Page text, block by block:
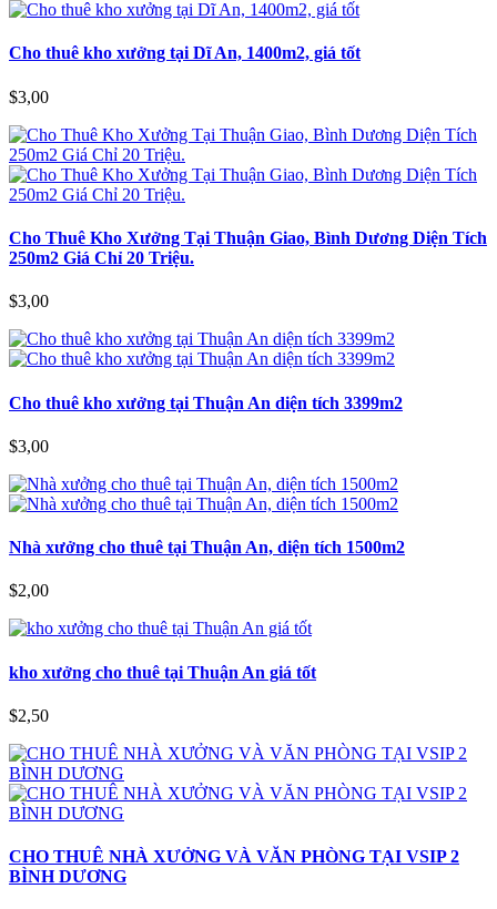
Cho thuê kho xưởng tại Dĩ An, 1400m2, giá tốt
$3,00
Cho Thuê Kho Xưởng Tại Thuận Giao, Bình Dương Diện Tích
250m2 Giá Chỉ 20 Triệu.
$3,00
Cho thuê kho xưởng tại Thuận An diện tích 3399m2
$3,00
Nhà xưởng cho thuê tại Thuận An, diện tích 1500m2
$2,00
kho xưởng cho thuê tại Thuận An giá tốt
$2,50
CHO THUÊ NHÀ XƯỞNG VÀ VĂN PHÒNG TẠI VSIP 2
BÌNH DƯƠNG